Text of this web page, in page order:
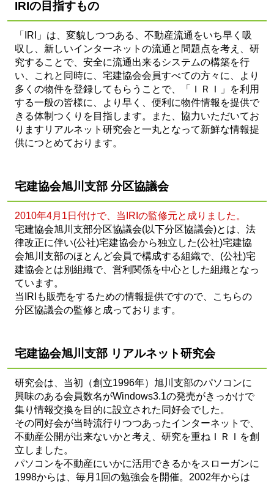
IRIの目指すもの
「IRI」は、変貌しつつある、不動産流通をいち早く吸
収し、新しいインターネットの流通と問題点を考え、研
究することで、安全に流通出来るシステムの構築を行
い、これと同時に、宅建協会会員すべての方々に、より
多くの物件を登録してもらうことで、「ＩＲＩ」を利用
する一般の皆様に、より早く、便利に物件情報を提供で
きる体制つくりを目指します。また、協力いただいてお
りますリアルネット研究会と一丸となって新鮮な情報提
供につとめております。
宅建協会旭川支部 分区協議会
2010年4月1日付けで、当IRIの監修元と成りました。
宅建協会旭川支部分区協議会(以下分区協議会)とは、法
律改正に伴い(公社)宅建協会から独立した(公社)宅建協
会旭川支部のほとんど会員で構成する組織で、(公社)宅
建協会とは別組織で、営利関係を中心とした組織となっ
ています。
当IRIも販売をするための情報提供ですので、こちらの
分区協議会の監修と成っております。
宅建協会旭川支部 リアルネット研究会
研究会は、当初（創立1996年）旭川支部のパソコンに
興味のある会員数名がWindows3.1の発売がきっかけで
集り情報交換を目的に設立された同好会でした。
その同好会が当時流行りつつあったインターネットで、
不動産公開が出来ないかと考え、研究を重ねＩＲＩを創
立しました。
パソコンを不動産にいかに活用できるかをスローガンに
1998からは、毎月1回の勉強会を開催。2002年からは